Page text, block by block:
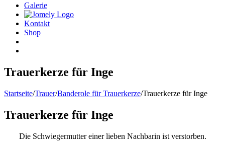
Galerie
Kontakt
Shop
Trauerkerze für Inge
Startseite/Trauer/Banderole für Trauerkerze/Trauerkerze für Inge
Trauerkerze für Inge
Die Schwiegermutter einer lieben Nachbarin ist verstorben.